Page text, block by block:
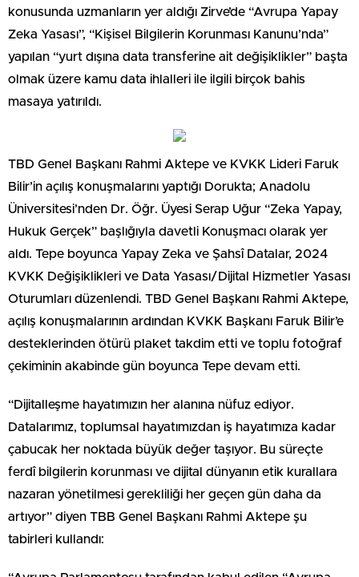
konusunda uzmanların yer aldığı Zirve’de “Avrupa Yapay
Zeka Yasası”, “Kişisel Bilgilerin Korunması Kanunu’nda”
yapılan “yurt dışına data transferine ait değişiklikler” başta
olmak üzere kamu data ihlalleri ile ilgili birçok bahis
masaya yatırıldı.
TBD Genel Başkanı Rahmi Aktepe ve KVKK Lideri Faruk
Bilir’in açılış konuşmalarını yaptığı Dorukta; Anadolu
Üniversitesi’nden Dr. Öğr. Üyesi Serap Uğur “Zeka Yapay,
Hukuk Gerçek” başlığıyla davetli Konuşmacı olarak yer
aldı. Tepe boyunca Yapay Zeka ve Şahsî Datalar, 2024
KVKK Değişiklikleri ve Data Yasası/Dijital Hizmetler Yasası
Oturumları düzenlendi. TBD Genel Başkanı Rahmi Aktepe,
açılış konuşmalarının ardından KVKK Başkanı Faruk Bilir’e
desteklerinden ötürü plaket takdim etti ve toplu fotoğraf
çekiminin akabinde gün boyunca Tepe devam etti.
“Dijitalleşme hayatımızın her alanına nüfuz ediyor.
Datalarımız, toplumsal hayatımızdan iş hayatımıza kadar
çabucak her noktada büyük değer taşıyor. Bu süreçte
ferdî bilgilerin korunması ve dijital dünyanın etik kurallara
nazaran yönetilmesi gerekliliği her geçen gün daha da
artıyor” diyen TBB Genel Başkanı Rahmi Aktepe şu
tabirleri kullandı: